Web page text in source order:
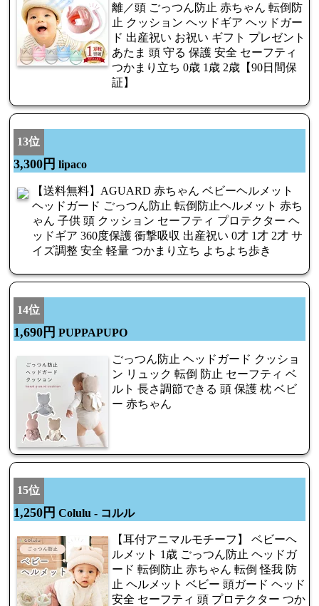
離／頭 ごっつん防止 赤ちゃん 転倒防
止 クッション ヘッドギア ヘッドガー
ド 出産祝い お祝い ギフト プレゼント
あたま 頭 守る 保護 安全 セーフティ
つかまり立ち 0歳 1歳 2歳【90日間保
証】
13位
3,300円 lipaco
【送料無料】AGUARD 赤ちゃん ベビーヘルメット
ヘッドガード ごっつん防止 転倒防止ヘルメット 赤ち
ゃん 子供 頭 クッション セーフティ プロテクター ヘ
ッドギア 360度保護 衝撃吸収 出産祝い 0才 1才 2才 サ
イズ調整 安全 軽量 つかまり立ち よちよち歩き
14位
1,690円 PUPPAPUPO
ごっつん防止 ヘッドガード クッショ
ン リュック 転倒 防止 セーフティ ベ
ルト 長さ調節できる 頭 保護 枕 ベビ
ー 赤ちゃん
15位
1,250円 Colulu - コルル
【耳付アニマルモチーフ】 ベビーヘ
ルメット 1歳 ごっつん防止 ヘッドガ
ード 転倒防止 赤ちゃん 転倒 怪我 防
止 ヘルメット ベビー 頭ガード ヘッド
安全 セーフティ 頭 プロテクター つか